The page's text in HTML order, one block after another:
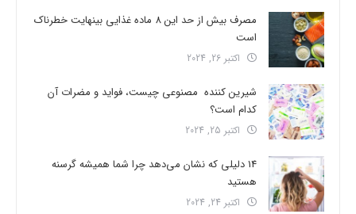
مصرف بیش از حد این 8 ماده غذایی بینهایت خطرناک
است
اکتبر 26, 2024
شیرین کننده مصنوعی چیست، فواید و مضرات آن
کدام است؟
اکتبر 25, 2024
14 دلیلی که نشان می‌دهد چرا شما همیشه گرسنه
هستید
اکتبر 24, 2024